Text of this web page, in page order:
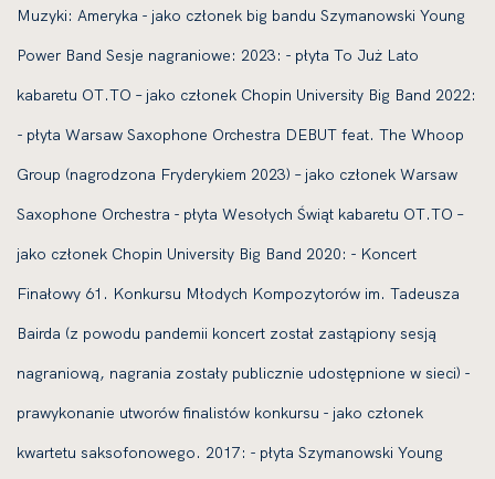
Muzyki: Ameryka - jako członek big bandu Szymanowski Young
Power Band Sesje nagraniowe: 2023: - płyta To Już Lato
kabaretu OT.TO – jako członek Chopin University Big Band 2022:
- płyta Warsaw Saxophone Orchestra DEBUT feat. The Whoop
Group (nagrodzona Fryderykiem 2023) – jako członek Warsaw
Saxophone Orchestra - płyta Wesołych Świąt kabaretu OT.TO –
jako członek Chopin University Big Band 2020: - Koncert
Finałowy 61. Konkursu Młodych Kompozytorów im. Tadeusza
Bairda (z powodu pandemii koncert został zastąpiony sesją
nagraniową, nagrania zostały publicznie udostępnione w sieci) -
prawykonanie utworów finalistów konkursu - jako członek
kwartetu saksofonowego. 2017: - płyta Szymanowski Young